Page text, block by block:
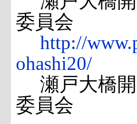
委員会
http://
ohashi20/
瀬戸大橋開
委員会